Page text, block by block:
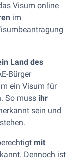
Visum online
im
Land des
Bürger
ein Visum für
So muss ihr
sein und
stehen.
mit
Dennoch ist